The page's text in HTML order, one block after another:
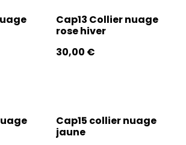
Cap13 Collier nuage
rose hiver
30,00 €
Cap15 collier nuage
jaune